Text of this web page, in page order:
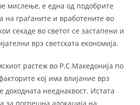
мислење, е една од подобрите
на граѓаните и вработените во
секаде во светот се застапени и
врз светската економија.
растеж во Р.С.Македонија по
кој има влијание врз
доходната нееднаквост. Истата